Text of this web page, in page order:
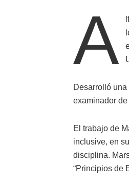
A
Desarrolló
examinador
El trabajo de
inclusive, en
disciplina.
“Principios de